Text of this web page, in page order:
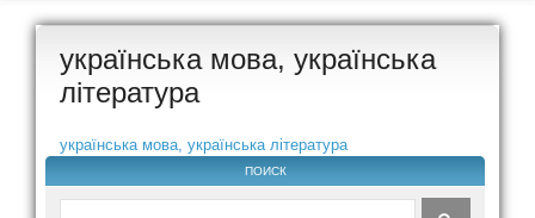
українська мова, українська
література
українська мова, українська література
ПОИСК